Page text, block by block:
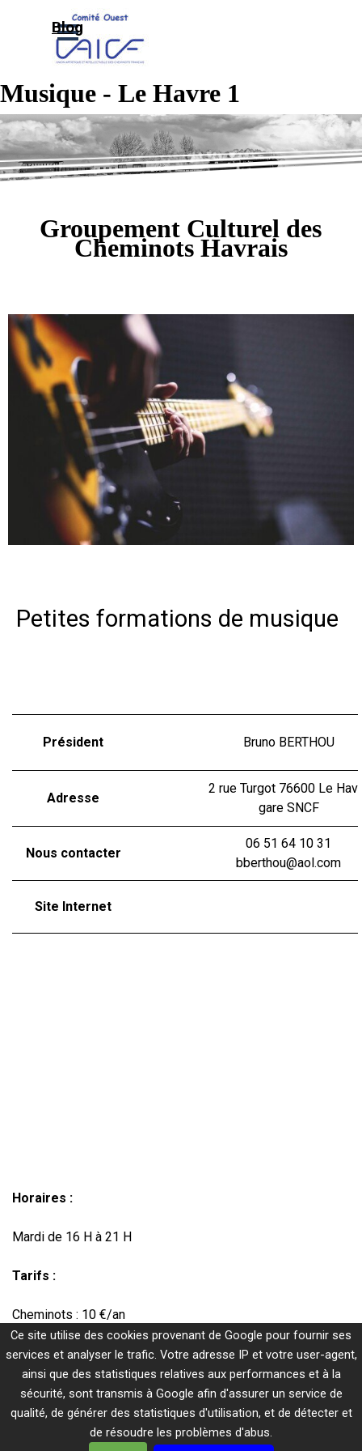
Sauter le menu
Blog
Musique - Le Havre 1
Groupement Culturel des
Cheminots Havrais
Petites formations de musique
Président Bruno BERTHOU
Adresse
2 rue Turgot 76600 Le
gare SNCF
Nous contacter
06 51 64 10 31
bberthou@aol.com
Site Internet
Horaires :
Mardi de 16 H à 21 H
Tarifs :
Cheminots : 10 €/an
Extérieurs : 15 €/an
Mentions légales
Ce site utilise des cookies provenant de Google pour fournir ses
services et analyser le trafic. Votre adresse IP et votre user-agent,
ainsi que des statistiques relatives aux performances et à la
sécurité, sont transmis à Google afin d'assurer un service de
qualité, de générer des statistiques d'utilisation, et de détecter et
de résoudre les problèmes d'abus.